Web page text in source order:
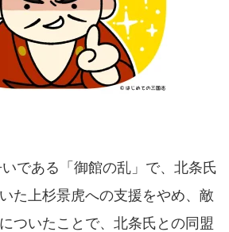
である「御館の乱」で、北条氏
た上杉景虎への支援をやめ、敵
ついたことで、北条氏との同盟